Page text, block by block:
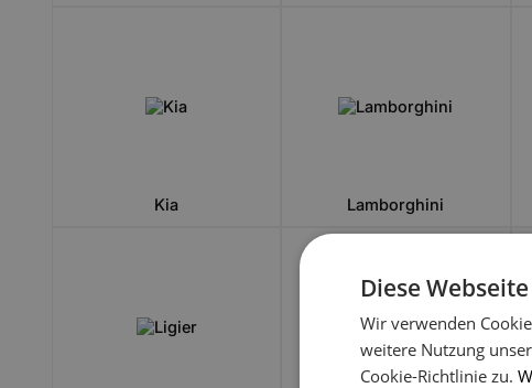
Kia Lamborghini
Diese
Wir verwenden
weitere Nutzung
Cookie-Richtlinie zu.